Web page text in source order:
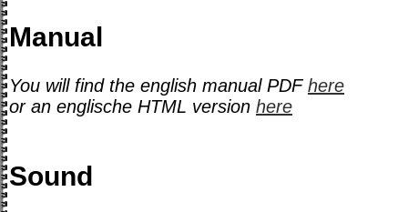
Manual
You will find the english manual PDF here
or an englische HTML version here
Sound